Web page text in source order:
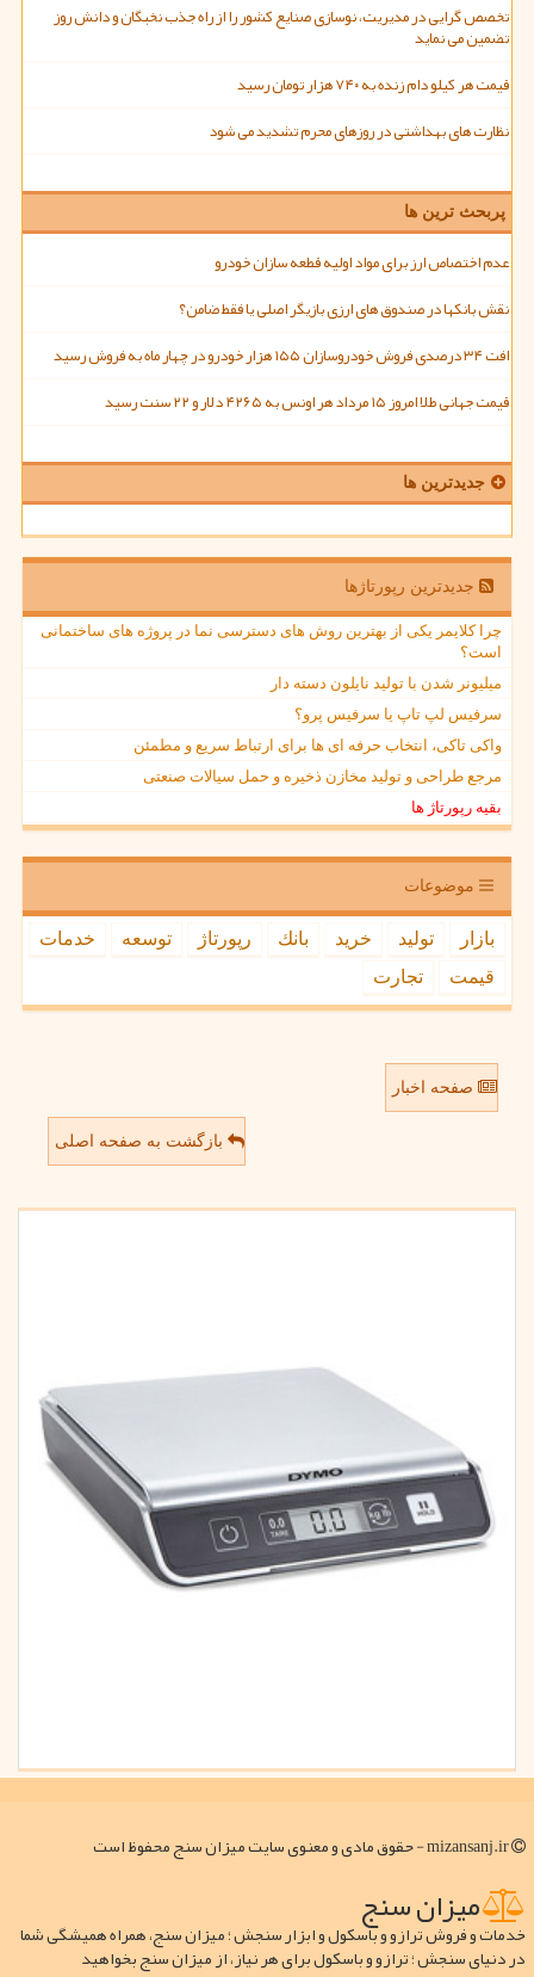
تخصص گرایی در مدیریت، نوسازی صنایع کشور را از راه جذب نخبگان و دانش روز
تضمین می نماید
قیمت هر کیلو دام زنده به ۷۴۰ هزار تومان رسید
نظارت های بهداشتی در روزهای محرم تشدید می شود
پربحث ترین ها
عدم اختصاص ارز برای مواد اولیه قطعه سازان خودرو
نقش بانکها در صندوق های ارزی بازیگر اصلی یا فقط ضامن؟
افت ۳۴ درصدی فروش خودروسازان ۱۵۵ هزار خودرو در چهار ماه به فروش رسید
قیمت جهانی طلا امروز ۱۵ مرداد هر اونس به ۴۲۶۵ دلار و ۲۲ سنت رسید
جدیدترین ها
جدیدترین رپورتاژها
چرا کلایمر یکی از بهترین روش های دسترسی نما در پروژه های ساختمانی
است؟
میلیونر شدن با تولید نایلون دسته دار
سرفیس لپ تاپ یا سرفیس پرو؟
واکی تاکی، انتخاب حرفه ای ها برای ارتباط سریع و مطمئن
مرجع طراحی و تولید مخازن ذخیره و حمل سیالات صنعتی
بقیه رپورتاژ ها
موضوعات
بازار تولید خرید بانك رپورتاژ توسعه
خدمات
قیمت
تجارت
صفحه اخبار
بازگشت به صفحه اصلی
میزان سنج
خدمات و فروش ترازو و باسکول و ابزار سنجش ؛ میزان سنج، همراه همیشگی شما
در دنیای سنجش ؛ ترازو و باسکول برای هر نیاز، از میزان سنج بخواهید